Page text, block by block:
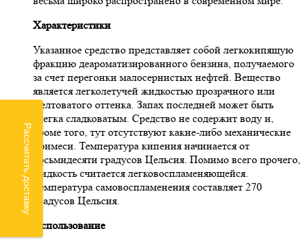
Характеристики
Указанное средство представляет собой легкокипящую
фракцию деароматизированного бензина, получаемого
за счет перегонки малосернистых нефтей. Вещество
является легколетучей жидкостью прозрачного или
желтоватого оттенка. Запах последней может быть
слегка сладковатым. Средство не содержит воду и,
кроме того, тут отсутствуют какие-либо механические
примеси. Температура кипения начинается от
восьмидесяти градусов Цельсия. Помимо всего прочего,
жидкость считается легковоспламеняющейся.
Температура самовоспламенения составляет 270
градусов Цельсия.
Использование
Рассчитать доставку